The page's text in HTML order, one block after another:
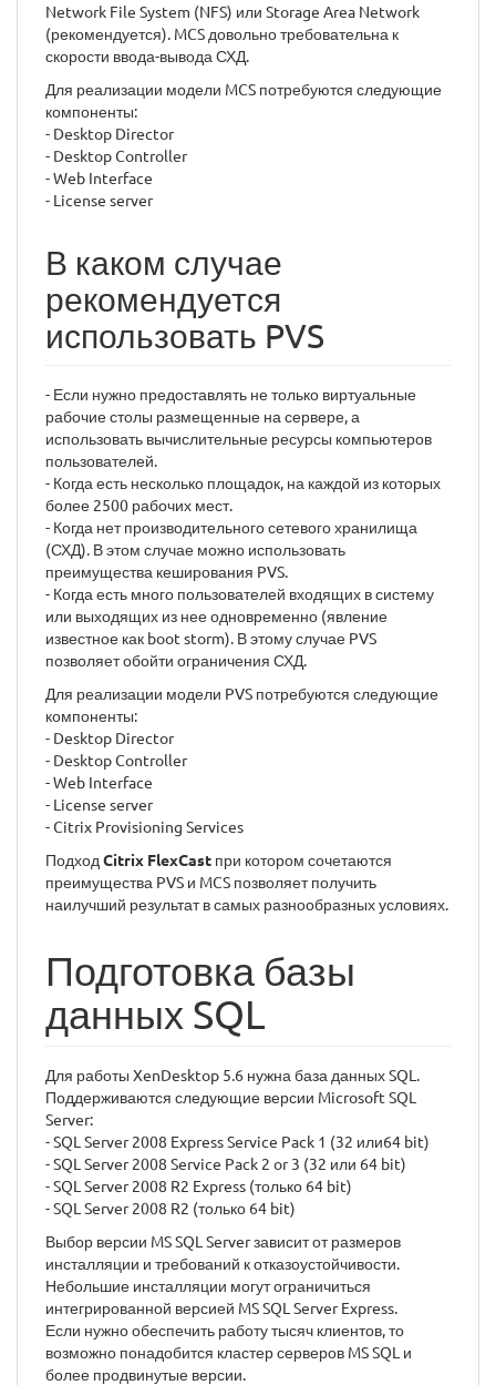
Network File System (NFS) или Storage Area Network
(рекомендуется). MCS довольно требовательна к
скорости ввода-вывода СХД.
Для реализации модели MCS потребуются следующие
компоненты:
- Desktop Director
- Desktop Controller
- Web Interface
- License server
В каком случае
рекомендуется
использовать PVS
- Если нужно предоставлять не только виртуальные
рабочие столы размещенные на сервере, а
использовать вычислительные ресурсы компьютеров
пользователей.
- Когда есть несколько площадок, на каждой из которых
более 2500 рабочих мест.
- Когда нет производительного сетевого хранилища
(СХД). В этом случае можно использовать
преимущества кеширования PVS.
- Когда есть много пользователей входящих в систему
или выходящих из нее одновременно (явление
известное как boot storm). В этому случае PVS
позволяет обойти ограничения СХД.
Для реализации модели PVS потребуются следующие
компоненты:
- Desktop Director
- Desktop Controller
- Web Interface
- License server
- Citrix Provisioning Services
Подход Citrix FlexCast при котором сочетаются
преимущества PVS и MCS позволяет получить
наилучший результат в самых разнообразных условиях.
Подготовка базы
данных SQL
Для работы XenDesktop 5.6 нужна база данных SQL.
Поддерживаются следующие версии Microsoft SQL
Server:
- SQL Server 2008 Express Service Pack 1 (32 или64 bit)
- SQL Server 2008 Service Pack 2 or 3 (32 или 64 bit)
- SQL Server 2008 R2 Express (только 64 bit)
- SQL Server 2008 R2 (только 64 bit)
Выбор версии MS SQL Server зависит от размеров
инсталляции и требований к отказоустойчивости.
Небольшие инсталляции могут ограничиться
интегрированной версией MS SQL Server Express.
Если нужно обеспечить работу тысяч клиентов, то
возможно понадобится кластер серверов MS SQL и
более продвинутые версии.